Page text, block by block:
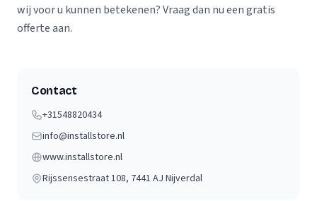
wij voor u kunnen betekenen? Vraag dan nu een gratis
offerte aan.
Contact
+31548820434
info@installstore.nl
www.installstore.nl
Rijssensestraat 108, 7441 AJ Nijverdal